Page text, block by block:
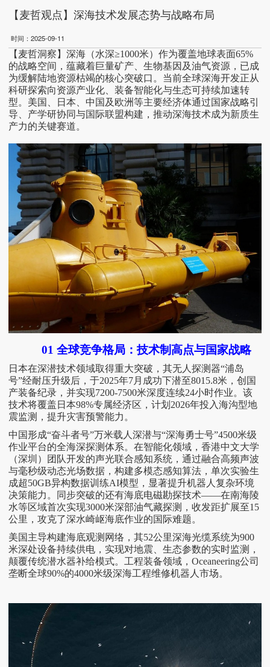
【麦哲观点】深海技术发展态势与战略布局
时间：2025-09-11
【 麦哲洞察 】 深海（水深≥1000米）作为覆盖地球表面65%
的战略空间，蕴藏着巨量矿产、生物基因及油气资源，已成
为缓解陆地资源枯竭的核心突破口。当前全球深海开发正从
科研探索向资源产业化、装备智能化与生态可持续加速转
型。美国、日本、中国及欧洲等主要经济体通过国家战略引
导、产学研协同与国际联盟构建，推动深海技术成为新质生
产力的关键赛道。
01 全球竞争格局：技术制高点与国家战略
日本在深潜技术领域取得重大突破，其无人探测器“浦岛
号”经耐压升级后，于2025年7月成功下潜至8015.8米，创国
产装备纪录，并实现7200-7500米深度连续24小时作业。该
技术将覆盖日本98%专属经济区，计划2026年投入海沟型地
震监测，提升灾害预警能力。
中国形成“奋斗者号”万米载人深潜与“深海勇士号”4500米级
作业平台的全海深探测体系。在智能化领域，香港中文大学
（深圳）团队开发的声光联合感知系统，通过融合高频声波
与毫秒级动态光场数据，构建多模态感知算法，单次实验生
成超50GB异构数据训练AI模型，显著提升机器人复杂环境
决策能力。同步突破的还有海底电磁勘探技术——在南海陵
水等区域首次实现3000米深部油气藏探测，收发距扩展至15
公里，攻克了深水崎岖海底作业的国际难题。
美国主导构建海底观测网络，其52公里深海光缆系统为900
米深处设备持续供电，实现对地震、生态参数的实时监测，
颠覆传统潜水器补给模式。工程装备领域，Oceaneering公司
垄断全球90%的4000米级深海工程维修机器人市场。